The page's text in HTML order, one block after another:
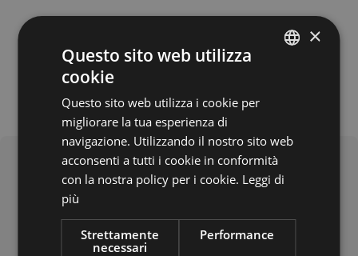
ENGLISH
×
Questo sito web utilizza
cookie
Questo sito web utilizza i cookie per
migliorare la tua esperienza di
navigazione. Utilizzando il nostro sito web
acconsenti a tutti i cookie in conformità
con la nostra policy per i cookie. Leggi di
più
Strettamente
necessari
Performance